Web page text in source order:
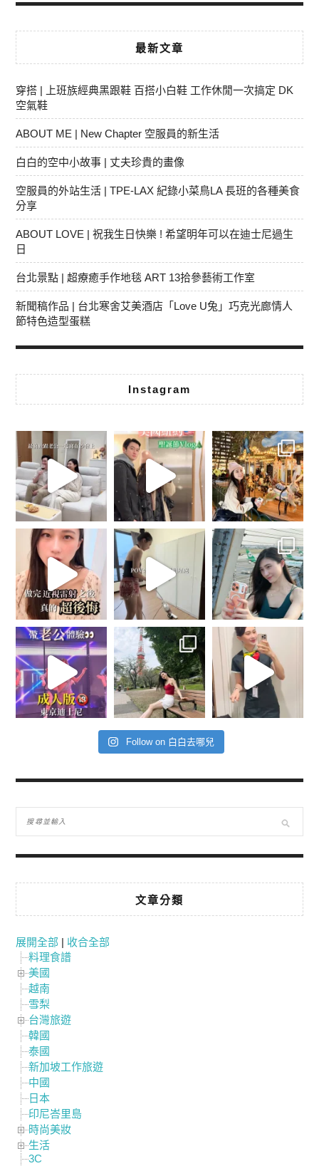
最新文章
穿搭 | 上班族經典黑跟鞋 百搭小白鞋 工作休閒一次搞定 DK
空氣鞋
ABOUT ME | New Chapter 空服員的新生活
白白的空中小故事 | 丈夫珍貴的畫像
空服員的外站生活 | TPE-LAX 紀錄小菜鳥LA 長班的各種美食
分享
ABOUT LOVE | 祝我生日快樂 ! 希望明年可以在迪士尼過生
日
台北景點 | 超療癒手作地毯 ART 13拾參藝術工作室
新聞稿作品 | 台北寒舍艾美酒店「Love U兔」巧克光廊情人
節特色造型蛋糕
Instagram
Follow on 白白去哪兒
文章分類
展開全部 | 收合全部
料理食譜
美國
越南
雪梨
台灣旅遊
韓國
泰國
新加坡工作旅遊
中國
日本
印尼峇里島
時尚美妝
生活
3C